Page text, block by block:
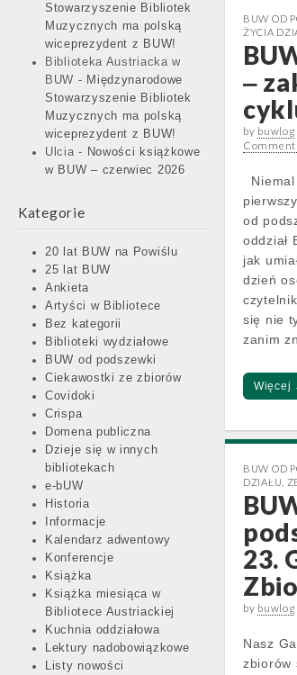
Stowarzyszenie Bibliotek
Muzycznych ma polską
wiceprezydent z BUW!
Biblioteka Austriacka w
BUW - Międzynarodowe
Stowarzyszenie Bibliotek
Muzycznych ma polską
wiceprezydent z BUW!
Ulcia - Nowości książkowe
w BUW – czerwiec 2026
Kategorie
20 lat BUW na Powiślu
25 lat BUW
Ankieta
Artyści w Bibliotece
Bez kategorii
Biblioteki wydziałowe
BUW od podszewki
Ciekawostki ze zbiorów
Covidoki
Crispa
Domena publiczna
Dzieje się w innych
bibliotekach
e-bUW
Historia
Informacje
Kalendarz adwentowy
Konferencje
Książka
Książka miesiąca w
Bibliotece Austriackiej
Kuchnia oddziałowa
Lektury nadobowiązkowe
Listy nowości
BUW OD
ŻYCIA
‒
by buwlog
Niemal
od
oddział
jak
dzień
się nie
zanim
Więcej
BUW OD
DZIAŁU
23.
by buwlog
Nasz
zbiorów